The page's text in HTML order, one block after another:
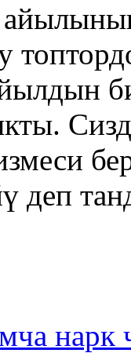
деп
нарк